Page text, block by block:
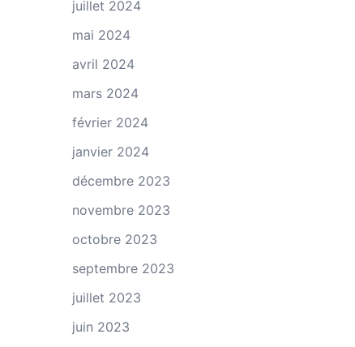
juillet 2024
mai 2024
avril 2024
mars 2024
février 2024
janvier 2024
décembre 2023
novembre 2023
octobre 2023
septembre 2023
juillet 2023
juin 2023